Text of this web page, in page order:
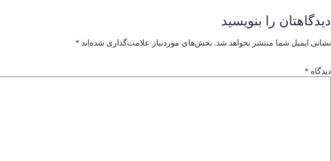
دیدگاهتان را بنویسید
نشانی ایمیل شما منتشر نخواهد شد. بخش‌های موردنیاز علامت‌گذاری شده‌اند *
دیدگاه *